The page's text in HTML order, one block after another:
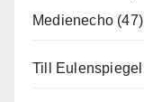
Medienecho (47)
Till Eulenspiegel